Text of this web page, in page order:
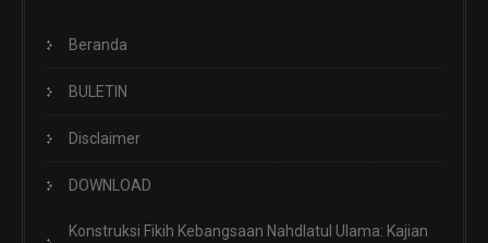
Beranda
BULETIN
Disclaimer
DOWNLOAD
Konstruksi Fikih Kebangsaan Nahdlatul Ulama: Kajian